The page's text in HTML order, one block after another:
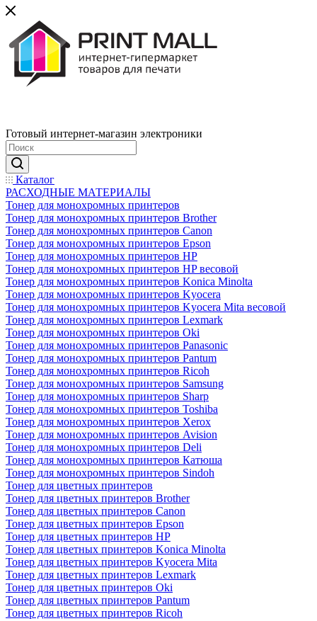
Готовый интернет-магазин электроники
Каталог
РАСХОДНЫЕ МАТЕРИАЛЫ
Тонер для монохромных принтеров
Тонер для монохромных принтеров Brother
Тонер для монохромных принтеров Canon
Тонер для монохромных принтеров Epson
Тонер для монохромных принтеров HP
Тонер для монохромных принтеров HP весовой
Тонер для монохромных принтеров Konica Minolta
Тонер для монохромных принтеров Kyocera
Тонер для монохромных принтеров Kyocera Mita весовой
Тонер для монохромных принтеров Lexmark
Тонер для монохромных принтеров Oki
Тонер для монохромных принтеров Panasonic
Тонер для монохромных принтеров Pantum
Тонер для монохромных принтеров Ricoh
Тонер для монохромных принтеров Samsung
Тонер для монохромных принтеров Sharp
Тонер для монохромных принтеров Toshiba
Тонер для монохромных принтеров Xerox
Тонер для монохромных принтеров Avision
Тонер для монохромных принтеров Deli
Тонер для монохромных принтеров Катюша
Тонер для монохромных принтеров Sindoh
Тонер для цветных принтеров
Тонер для цветных принтеров Brother
Тонер для цветных принтеров Canon
Тонер для цветных принтеров Epson
Тонер для цветных принтеров HP
Тонер для цветных принтеров Konica Minolta
Тонер для цветных принтеров Kyocera Mita
Тонер для цветных принтеров Lexmark
Тонер для цветных принтеров Oki
Тонер для цветных принтеров Pantum
Тонер для цветных принтеров Ricoh